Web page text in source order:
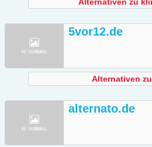
5vor12.de
Alternativen
alternato.de